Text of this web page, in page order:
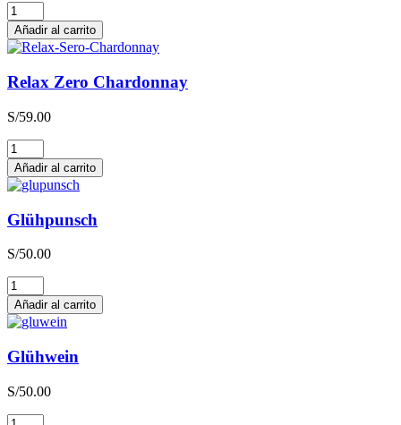
Relax
Zero
Sauvignon
Blanc
cantidad
Añadir al carrito
Relax Zero Chardonnay
S/59.00
Relax
Zero
Chardonnay
cantidad
Añadir al carrito
Glühpunsch
S/50.00
Glühpunsch
cantidad
Añadir al carrito
Glühwein
S/50.00
Glühwein